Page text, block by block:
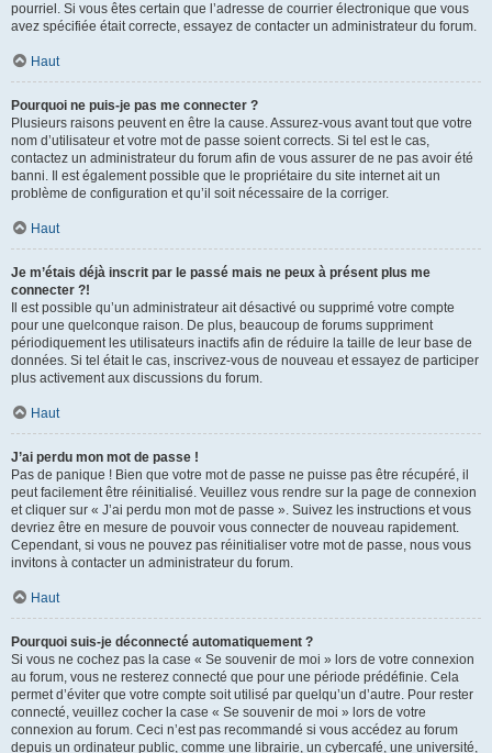
pourriel. Si vous êtes certain que l’adresse de courrier électronique que vous
avez spécifiée était correcte, essayez de contacter un administrateur du forum.
Haut
Pourquoi ne puis-je pas me connecter ?
Plusieurs raisons peuvent en être la cause. Assurez-vous avant tout que votre
nom d’utilisateur et votre mot de passe soient corrects. Si tel est le cas,
contactez un administrateur du forum afin de vous assurer de ne pas avoir été
banni. Il est également possible que le propriétaire du site internet ait un
problème de configuration et qu’il soit nécessaire de la corriger.
Haut
Je m’étais déjà inscrit par le passé mais ne peux à présent plus me
connecter ?!
Il est possible qu’un administrateur ait désactivé ou supprimé votre compte
pour une quelconque raison. De plus, beaucoup de forums suppriment
périodiquement les utilisateurs inactifs afin de réduire la taille de leur base de
données. Si tel était le cas, inscrivez-vous de nouveau et essayez de participer
plus activement aux discussions du forum.
Haut
J’ai perdu mon mot de passe !
Pas de panique ! Bien que votre mot de passe ne puisse pas être récupéré, il
peut facilement être réinitialisé. Veuillez vous rendre sur la page de connexion
et cliquer sur « J’ai perdu mon mot de passe ». Suivez les instructions et vous
devriez être en mesure de pouvoir vous connecter de nouveau rapidement.
Cependant, si vous ne pouvez pas réinitialiser votre mot de passe, nous vous
invitons à contacter un administrateur du forum.
Haut
Pourquoi suis-je déconnecté automatiquement ?
Si vous ne cochez pas la case « Se souvenir de moi » lors de votre connexion
au forum, vous ne resterez connecté que pour une période prédéfinie. Cela
permet d’éviter que votre compte soit utilisé par quelqu’un d’autre. Pour rester
connecté, veuillez cocher la case « Se souvenir de moi » lors de votre
connexion au forum. Ceci n’est pas recommandé si vous accédez au forum
depuis un ordinateur public, comme une librairie, un cybercafé, une université,